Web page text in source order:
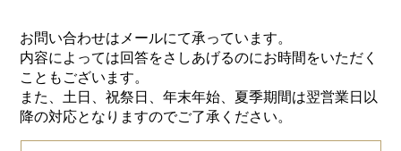
お問い合わせはメールにて承っています。
内容によっては回答をさしあげるのにお時間をいただく
こともございます。
また、土日、祝祭日、年末年始、夏季期間は翌営業日以
降の対応となりますのでご了承ください。